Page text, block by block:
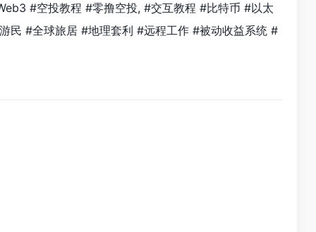
#空投教程 #零撸空投, #交互教程 #比特币 #以太
民 #全球旅居 #地理套利 #远程工作 #被动收益系统 #